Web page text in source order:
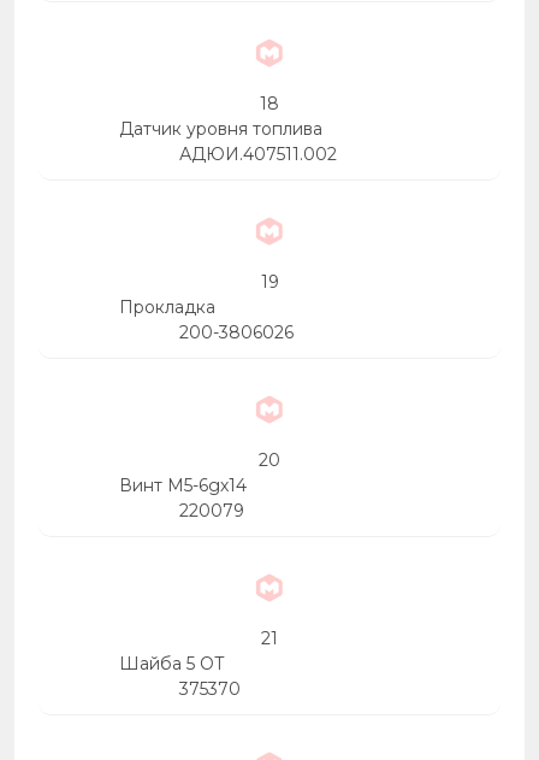
18
Датчик уровня топлива
АДЮИ.407511.002
19
Прокладка
200-3806026
20
Винт М5-6gх14
220079
21
Шайба 5 ОТ
375370